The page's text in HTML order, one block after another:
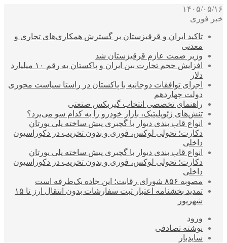
۱۴۰۵/۰۵/۱۶
خبر فوری
تاکید ایران و قرقیزستان بر گسترش همکاری‌های تجاری و
معدنی
وزیر صمت عازم قرقیزستان شد
افزایش حجم تجارت بین ایران و پاکستان به رقم ۱۰ میلیارد
دلار
اجرای توافقات دوجانبه با پاکستان در راستا سیاست محوری
دولت چهاردهم
راهنمای تخصصی انتخاب گیربکس صنعتی
تنش‌های ژئوپلیتیک، بازار خودرو را به کدام سو می‌برد؟
انواع قاب بندی دیوار با گچبری پیش ساخته پلی یورتان
دکارت؛ تحولی لوکس، فوری و بدون تخریب در دکوراسیون
داخلی
انواع قاب بندی دیوار با گچبری پیش ساخته پلی یورتان
دکارت؛ تحولی لوکس، فوری و بدون تخریب در دکوراسیون
داخلی
مصوبه ۸۵۶ شورای رقابت؛ این جاده یک‌طرفه است
تمدید بخشنامه اعتبار ثبت سفارشات بدون انتقال ارز تا ۱۵
شهریور
ورود
نوشته تصادفی
سایدبار